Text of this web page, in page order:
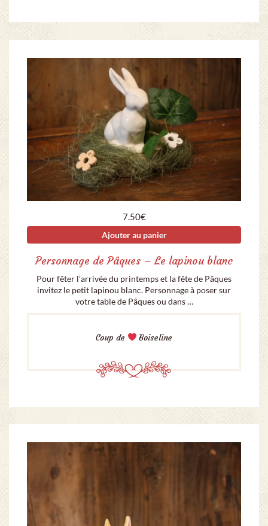
7.50€
Ajouter au panier
Personnage de Pâques – Le lapinou blanc
Pour fêter l’arrivée du printemps et la fête de Pâques
invitez le petit lapinou blanc. Personnage à poser sur
votre table de Pâques ou dans …
Coup de Boiseline